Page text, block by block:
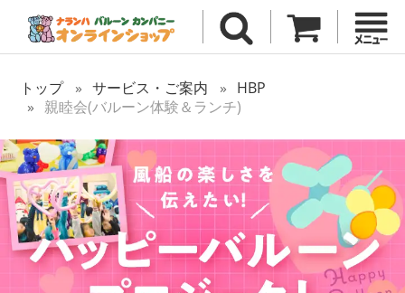
トップ サービス・ご案内
HBP
親睦会(バルーン体験＆ランチ)